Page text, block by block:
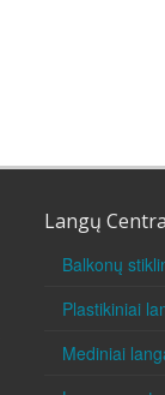
Langų
Balkonų
Plastikiniai
Mediniai